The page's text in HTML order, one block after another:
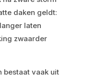
daken geldt:
laten
zwaarder
bestaat vaak uit